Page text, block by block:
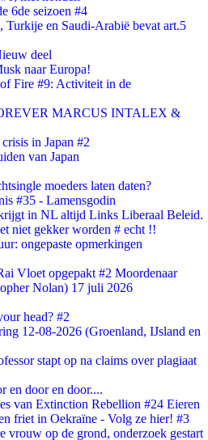
6de seizoen #4
Turkije en Saudi-Arabië bevat art.5
deel
naar Europa!
Fire #9: Activiteit in de
MARCUS INTALEX &
in Japan #2
van Japan
moeders laten daten?
#35 - Lamensgodin
in NL altijd Links Liberaal Beleid.
niet gekker worden # echt !!
ongepaste opmerkingen
Vloet opgepakt #2 Moordenaar
Nolan) 17 juli 2026
head? #2
12-08-2026 (Groenland, IJsland en
stapt op na claims over plagiaat
en door en door....
van Extinction Rebellion #24 Eieren
friet in Oekraïne - Volg ze hier! #3
vrouw op de grond, onderzoek gestart